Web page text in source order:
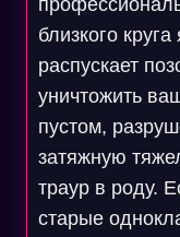
близкого
распускает
уничтожить
пустом,
затяжную
траур в роду.
старые